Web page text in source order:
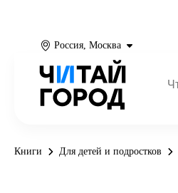
Россия, Москва
Книги Для детей и подростков